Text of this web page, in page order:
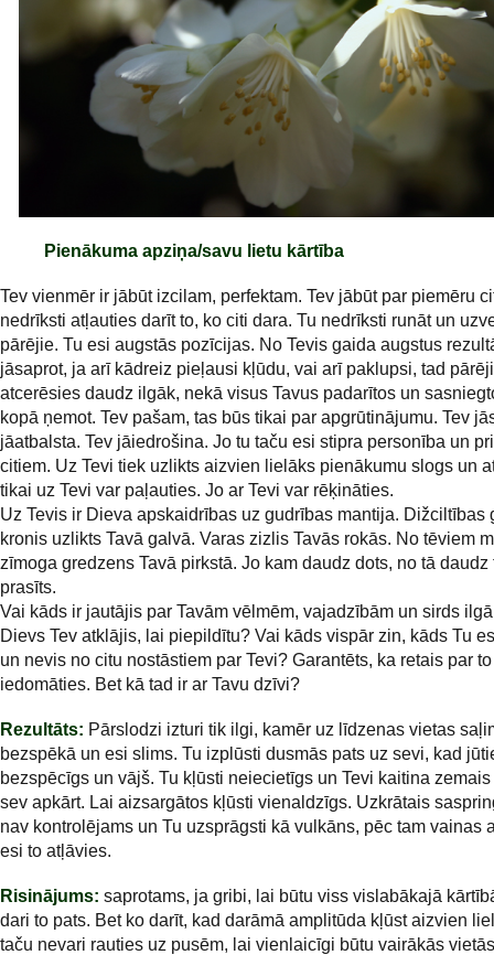
Pienākuma apziņa/savu lietu kārtība
Tev vienmēr ir jābūt izcilam, perfektam. Tev jābūt par piemēru
nedrīksti atļauties darīt to, ko citi dara. Tu nedrīksti runāt un
pārējie. Tu esi augstās pozīcijas. No Tevis gaida augstus
jāsaprot, ja arī kādreiz pieļausi kļūdu, vai arī paklupsi, tad
atcerēsies daudz ilgāk, nekā visus Tavus padarītos un
kopā ņemot. Tev pašam, tas būs tikai par apgrūtinājumu. Tev
jāatbalsta. Tev jāiedrošina. Jo tu taču esi stipra personība un
citiem. Uz Tevi tiek uzlikts aizvien lielāks pienākumu slogs un
tikai uz Tevi var paļauties. Jo ar Tevi var rēķināties.
Uz Tevis ir Dieva apskaidrības uz gudrības mantija. Dižciltības
kronis uzlikts Tavā galvā. Varas zizlis Tavās rokās. No tēviem
zīmoga gredzens Tavā pirkstā. Jo kam daudz dots, no tā daudz
prasīts.
Vai kāds ir jautājis par Tavām vēlmēm, vajadzībām un sirds
Dievs Tev atklājis, lai piepildītu? Vai kāds vispār zin, kāds Tu
un nevis no citu nostāstiem par Tevi? Garantēts, ka retais par
iedomāties. Bet kā tad ir ar Tavu dzīvi?
Rezultāts: Pārslodzi izturi tik ilgi, kamēr uz līdzenas vietas
bezspēkā un esi slims. Tu izplūsti dusmās pats uz sevi, kad
bezspēcīgs un vājš. Tu kļūsti neiecietīgs un Tevi kaitina
sev apkārt. Lai aizsargātos kļūsti vienaldzīgs. Uzkrātais
nav kontrolējams un Tu uzsprāgsti kā vulkāns, pēc tam vainas
esi to atļāvies.
Risinājums: saprotams, ja gribi, lai būtu viss vislabākajā
dari to pats. Bet ko darīt, kad darāmā amplitūda kļūst aizvien
taču nevari rauties uz pusēm, lai vienlaicīgi būtu vairākās